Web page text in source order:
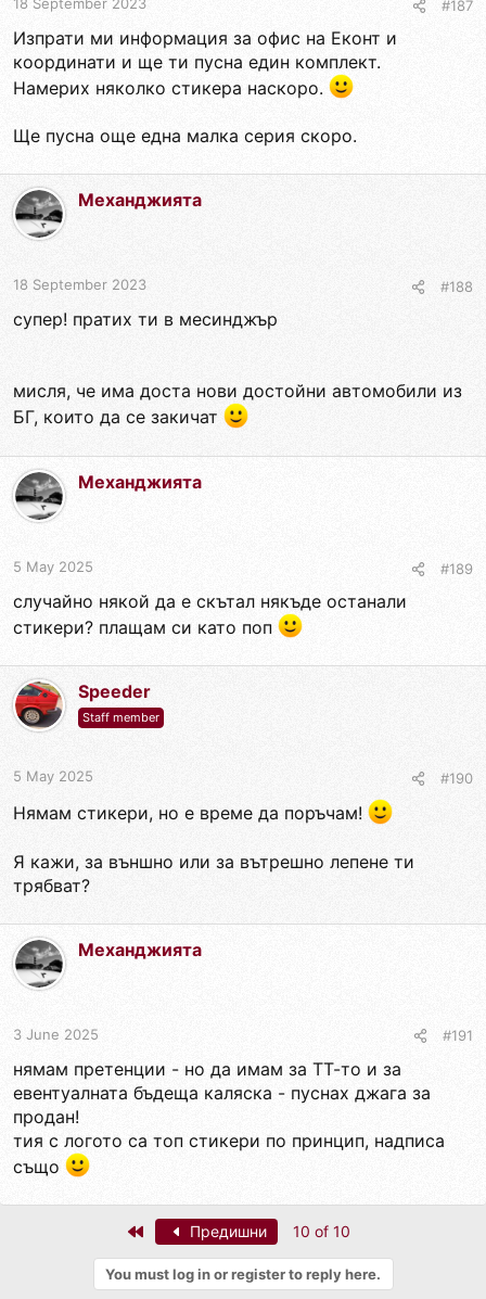
#187
Изпрати ми информация за офис на Еконт и
координати и ще ти пусна един комплект.
Намерих няколко стикера наскоро.
Ще пусна още една малка серия скоро.
Механджията
18 September 2023 #188
супер! пратих ти в месинджър
мисля, че има доста нови достойни автомобили из
БГ, които да се закичат
Механджията
5 May 2025 #189
случайно някой да е скътал някъде останали
стикери? плащам си като поп
Speeder
Staff member
5 May 2025 #190
Нямам стикери, но е време да поръчам!
Я кажи, за външно или за вътрешно лепене ти
трябват?
Механджията
3 June 2025 #191
нямам претенции - но да имам за ТТ-то и за
евентуалната бъдеща каляска - пуснах джага за
продан!
тия с логото са топ стикери по принцип, надписа
също
First Предишни 10 of 10
You must log in or register to reply here.